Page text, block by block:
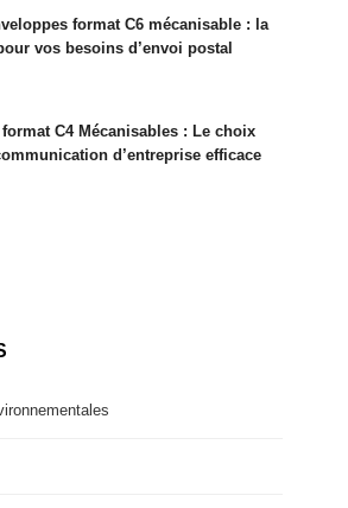
format C6 mécanisable : la
vos besoins d’envoi postal
C4 Mécanisables : Le choix
d’entreprise efficace